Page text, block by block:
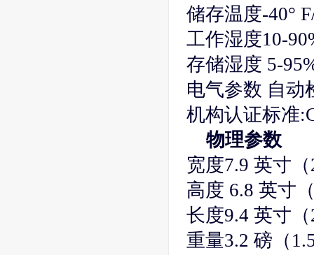
储存温度-40°
工作湿度10-
存储湿度 5-
电气参数 自动
机构认证标准
物理参数
宽度7.9 英寸
高度 6.8 英寸
长度9.4 英寸
重量3.2 磅（